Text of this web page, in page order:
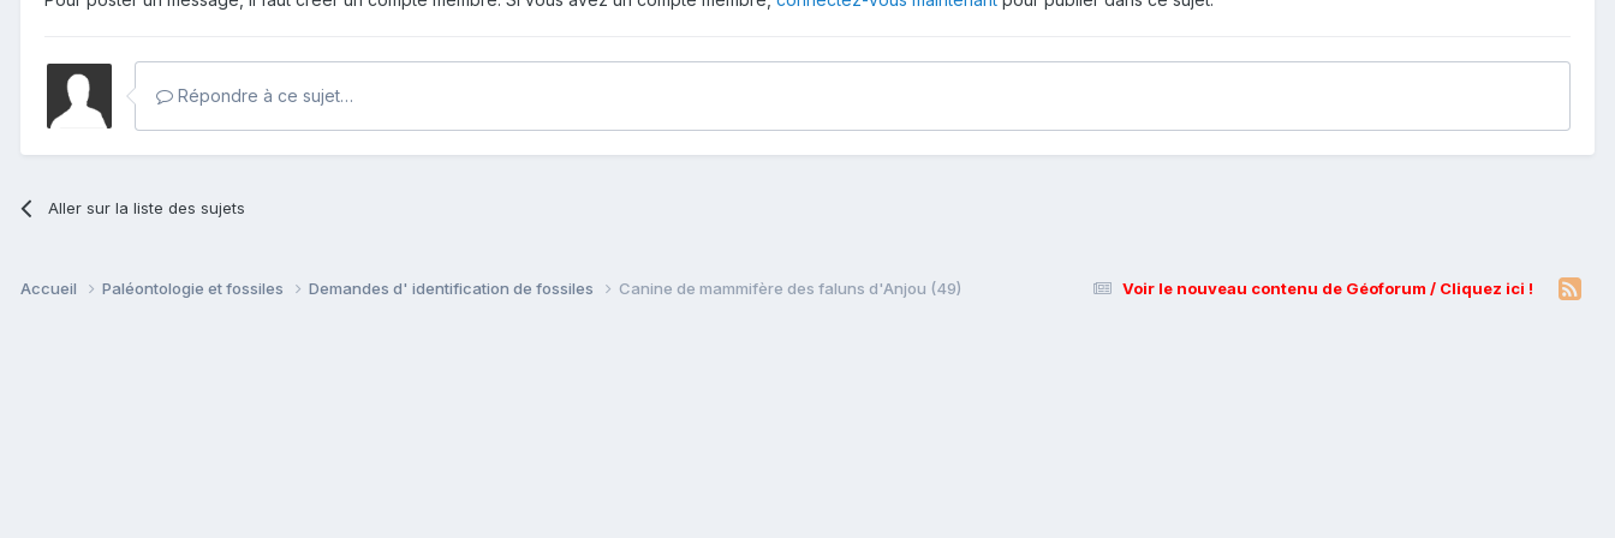
Répondre à ce sujet…
Aller sur la liste des sujets
Voir le nouveau contenu de Géoforum / Cliquez ici !
Accueil Paléontologie et fossiles Demandes d' identification de fossiles Canine de mammifère des faluns d'Anjou (49)